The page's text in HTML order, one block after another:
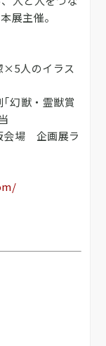
展主催。
×5人のイラス
｢幻獣・霊獣賞
会場 企画展ラ